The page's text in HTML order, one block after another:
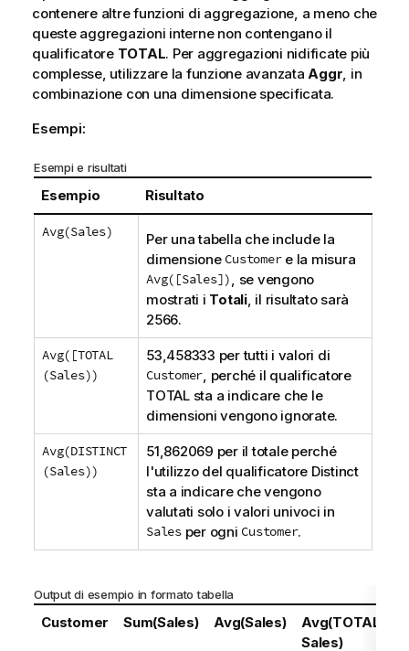
contenere altre funzioni di aggregazione, a meno che
queste aggregazioni interne non contengano il
qualificatore TOTAL. Per aggregazioni nidificate più
complesse, utilizzare la funzione avanzataAggr, in
combinazione con una dimensione specificata.
Esempi:
Esempi e risultati
Esempio Risultato
Avg(Sales)
Per una tabella che include la
dimensione Customere la misura
Avg([Sales]), se vengono
mostrati i Totali, il risultato sarà
2566.
Avg([TOTAL
(Sales))
53,458333 per tutti i valori di
Customer, perché il qualificatore
TOTALsta a indicare che le
dimensioni vengono ignorate.
Avg(DISTINCT
(Sales))
51,862069 per il totale perché
l'utilizzo del qualificatore Distinct
sta a indicare che vengono
valutati solo i valori univoci in
Salesper ogni Customer.
Output di esempio in formato tabella
Customer Sum(Sales) Avg(Sales)
Avg(TOTAL
Sales)